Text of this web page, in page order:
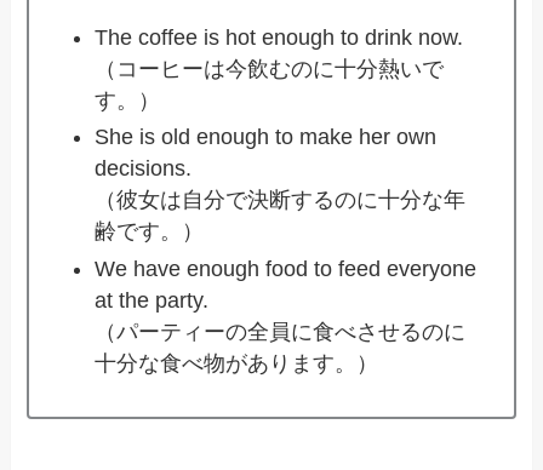
The coffee is hot enough to drink now.
（コーヒーは今飲むのに十分熱いで
す。）
She is old enough to make her own
decisions.
（彼女は自分で決断するのに十分な年
齢です。）
We have enough food to feed everyone
at the party.
（パーティーの全員に食べさせるのに
十分な食べ物があります。）